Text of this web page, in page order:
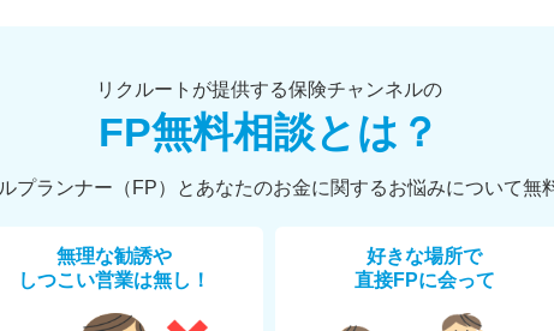
リクルートが提供する保険チャンネルの
FP無料相談とは？
プランナー（FP）とあなたのお金に関するお悩みについて無
無理な勧誘や
しつこい営業は無し！
好きな場所で
直接FPに会って